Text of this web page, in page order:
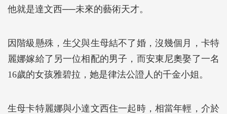
他就是達文西──未來的藝術天才。
因階級懸殊，生父與生母結不了婚，沒幾個月，卡特
麗娜嫁給了另一位相配的男子，而安東尼奧娶了一名
16歲的女孩雅碧拉，她是律法公證人的千金小姐。
生母卡特麗娜與小達文西住一起時，相當年輕，介於